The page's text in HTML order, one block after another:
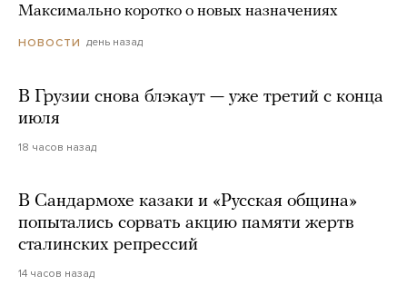
Максимально коротко о новых назначениях
НОВОСТИ день назад
В Грузии снова блэкаут — уже третий с конца
июля
18 часов назад
В Сандармохе казаки и «Русская община»
попытались сорвать акцию памяти жертв
сталинских репрессий
14 часов назад